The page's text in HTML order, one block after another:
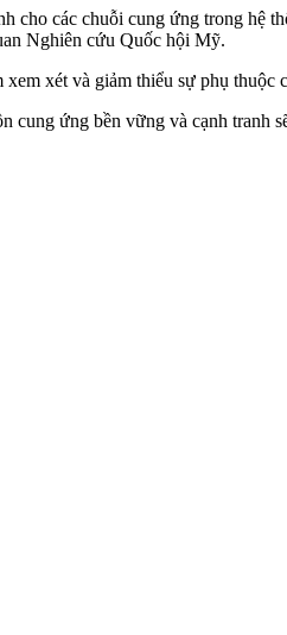
các chuỗi cung ứng trong hệ
Nghiên cứu Quốc hội Mỹ.
xét và giảm thiểu sự phụ thuộc
ứng bền vững và cạnh tranh